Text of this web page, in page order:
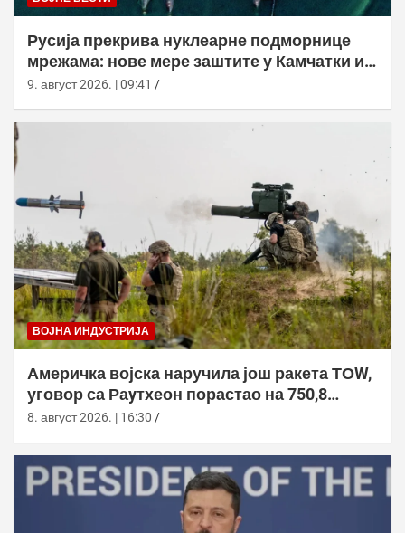
Русија прекрива нуклеарне подморнице
мрежама: нове мере заштите у Камчатки и
Новоросијску
9. август 2026. | 09:41
ВОЈНА ИНДУСТРИЈА
Америчка војска наручила још ракета ТОW,
уговор са Раyтхеон порастао на 750,8
милиона долара
8. август 2026. | 16:30